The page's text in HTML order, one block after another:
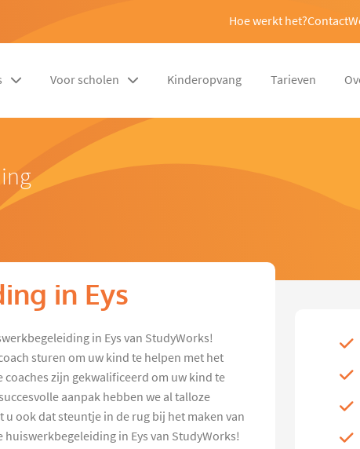
Hoe werkt het?Contact
Voor scholen Kinderopvang Tarieven
in Eys
in Eys van StudyWorks!
sturen om uw kind te helpen met het
zijn gekwalificeerd om uw kind te
aanpak hebben we al talloze
ook dat steuntje in de rug bij het maken van
in Eys van StudyWorks!